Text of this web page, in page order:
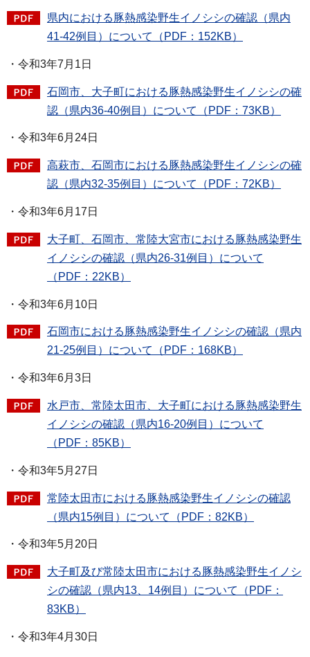
県内における豚熱感染野生イノシシの確認（県内
41-42例目）について（PDF：152KB）
・令和3年7月1日
石岡市、大子町における豚熱感染野生イノシシの確
認（県内36-40例目）について（PDF：73KB）
・令和3年6月24日
高萩市、石岡市における豚熱感染野生イノシシの確
認（県内32-35例目）について（PDF：72KB）
・令和3年6月17日
大子町、石岡市、常陸大宮市における豚熱感染野生
イノシシの確認（県内26‐31例目）について
（PDF：22KB）
・令和3年6月10日
石岡市における豚熱感染野生イノシシの確認（県内
21-25例目）について（PDF：168KB）
・令和3年6月3日
水戸市、常陸太田市、大子町における豚熱感染野生
イノシシの確認（県内16-20例目）について
（PDF：85KB）
・令和3年5月27日
常陸太田市における豚熱感染野生イノシシの確認
（県内15例目）について（PDF：82KB）
・令和3年5月20日
大子町及び常陸太田市における豚熱感染野生イノシ
シの確認（県内13、14例目）について（PDF：
83KB）
・令和3年4月30日